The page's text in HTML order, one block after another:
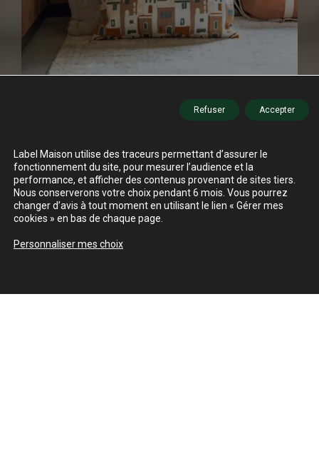
Label Maison utilise des traceurs permettant d’assurer le
fonctionnement du site, pour mesurer l’audience et la
performance, et afficher des contenus provenant de sites tiers.
Nous conserverons votre choix pendant 6 mois. Vous pourrez
changer d’avis à tout moment en utilisant le lien « Gérer mes
cookies » en bas de chaque page.
Personnaliser mes choix
Accepter
Refuser